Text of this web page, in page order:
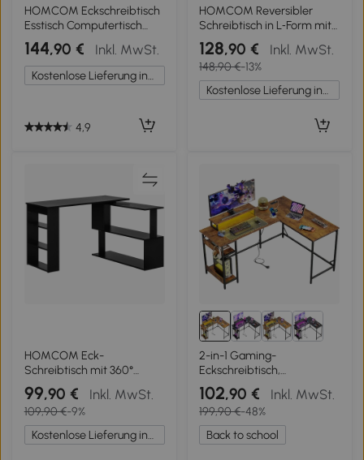
HOMCOM Eckschreibtisch
Esstisch Computertisch
Bürotisch
Winkelschreibtisch Regal L-
Form 117 x 83,5 x 76 cm, I-
Form 162 x 50 x 76 cm,
144,90 € Inkl. MwSt.
Kostenlose Lieferung innerhalb Deutschlands
4,9
HOMCOM Reversibler
Schreibtisch in L‑Form mit
2
Hängeregistratur‑Schubladen
Modernes Design für Kleine
Räume Homeoffice Weiß
128,90 € Inkl. MwSt.
148,90 €-13%
Kostenlose Lieferung innerhalb Deutschlands
HOMCOM Eck-
Schreibtisch mit 360°
drehbarem Panel und 5
Regalen, 120x110x74,5 cm,
Schwarz
99,90 € Inkl. MwSt.
109,90 €-9%
Kostenlose Lieferung innerhalb Deutschlands
2-in-1 Gaming-
Eckschreibtisch,
hochwertiger Tischplatte,
flexibel als L‑Form oder
I‑Form aufbaubar,
152x50x87.5 cm, Braun
102,90 € Inkl. MwSt.
199,90 €-48%
Back to school